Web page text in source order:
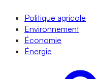
Politique agricole
Environnement
Économie
Énergie